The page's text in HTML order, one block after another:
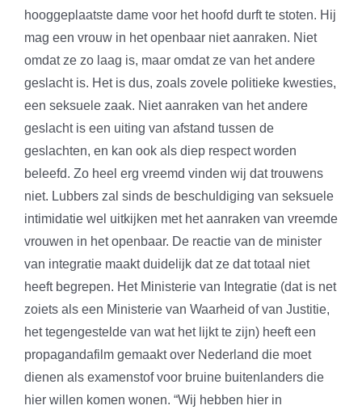
hooggeplaatste dame voor het hoofd durft te stoten. Hij
mag een vrouw in het openbaar niet aanraken. Niet
omdat ze zo laag is, maar omdat ze van het andere
geslacht is. Het is dus, zoals zovele politieke kwesties,
een seksuele zaak. Niet aanraken van het andere
geslacht is een uiting van afstand tussen de
geslachten, en kan ook als diep respect worden
beleefd. Zo heel erg vreemd vinden wij dat trouwens
niet. Lubbers zal sinds de beschuldiging van seksuele
intimidatie wel uitkijken met het aanraken van vreemde
vrouwen in het openbaar. De reactie van de minister
van integratie maakt duidelijk dat ze dat totaal niet
heeft begrepen. Het Ministerie van Integratie (dat is net
zoiets als een Ministerie van Waarheid of van Justitie,
het tegengestelde van wat het lijkt te zijn) heeft een
propagandafilm gemaakt over Nederland die moet
dienen als examenstof voor bruine buitenlanders die
hier willen komen wonen. “Wij hebben hier in